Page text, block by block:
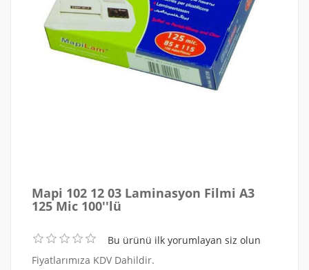
Mapi 102 12 03 Laminasyon Filmi A3
125 Mic 100''lü
Bu ürünü ilk yorumlayan siz olun
Fiyatlarımıza KDV Dahildir.